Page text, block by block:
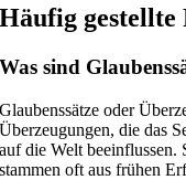
Häufig gestellte
Was sind
Glaubenssätze oder
Überzeugungen, die das
auf die Welt beeinflussen.
stammen oft aus frühen